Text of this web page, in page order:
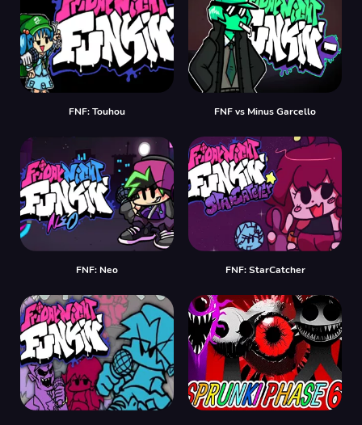
FNF: Touhou FNF vs Minus Garcello
FNF: Neo FNF: StarCatcher